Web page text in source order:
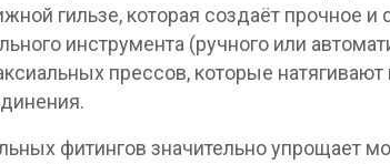
гильзе, которая создаёт прочное и
инструмента (ручного или
прессов, которые
фитингов значительно упрощает